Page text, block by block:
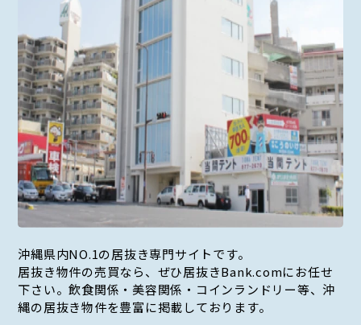
沖縄県内NO.1の居抜き専門サイトです。
居抜き物件の売買なら、ぜひ居抜きBank.comにお任せ
下さい。飲食関係・美容関係・コインランドリー等、沖
縄の居抜き物件を豊富に掲載しております。